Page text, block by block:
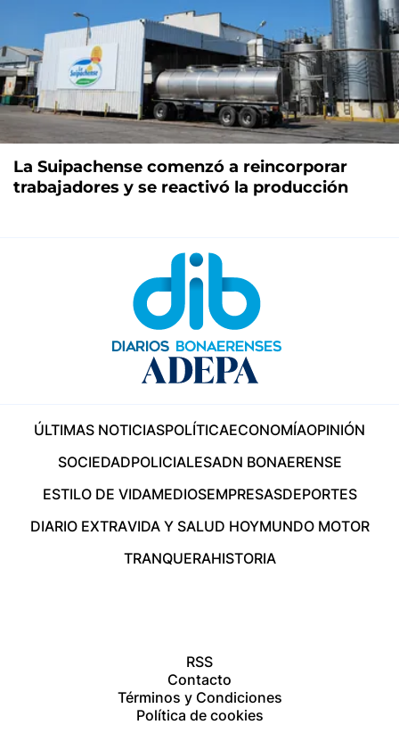
La Suipachense comenzó a reincorporar
trabajadores y se reactivó la producción
ÚLTIMAS NOTICIASPOLÍTICAECONOMÍAOPINIÓN
SOCIEDADPOLICIALESADN BONAERENSE
ESTILO DE VIDAMEDIOSEMPRESASDEPORTES
DIARIO EXTRAVIDA Y SALUD HOYMUNDO MOTOR
TRANQUERAHISTORIA
RSS
Contacto
Términos y Condiciones
Política de cookies